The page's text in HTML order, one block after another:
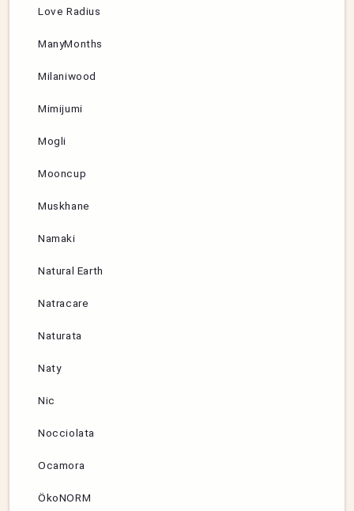
Love Radius
ManyMonths
Milaniwood
Mimijumi
Mogli
Mooncup
Muskhane
Namaki
Natural Earth
Natracare
Naturata
Naty
Nic
Nocciolata
Ocamora
ÖkoNORM